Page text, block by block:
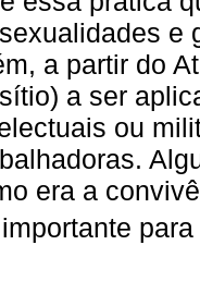
e
a partir do
a ser
ou
era a